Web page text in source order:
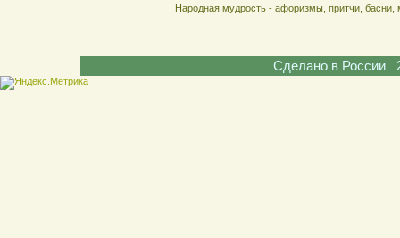
Народная мудрость - афоризмы, притчи,
Сделано в России